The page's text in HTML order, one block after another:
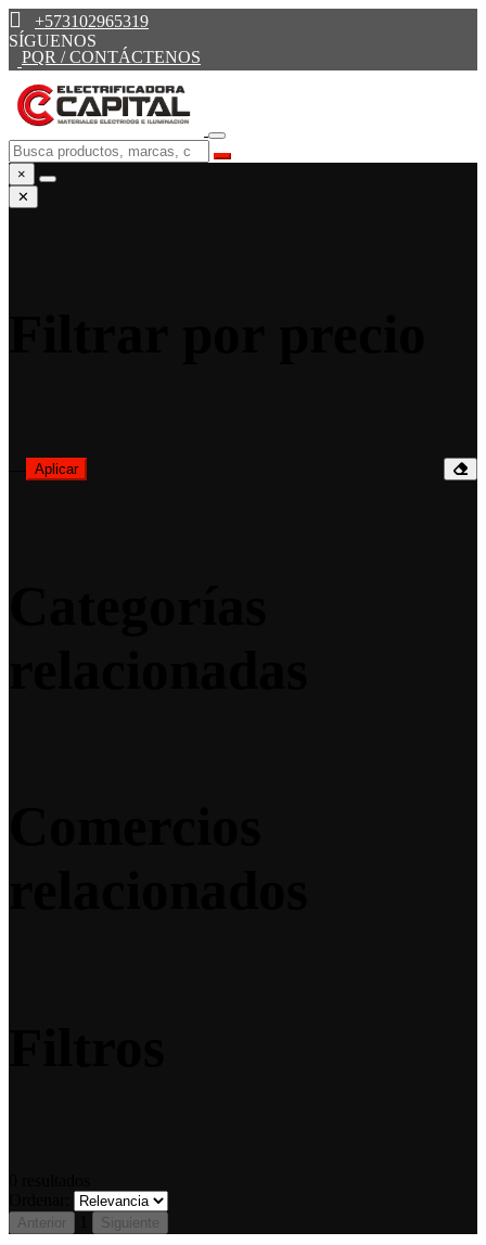
+573102965319
SÍGUENOS
PQR / CONTÁCTENOS
×
✕
Aplicar
Anterior Siguiente